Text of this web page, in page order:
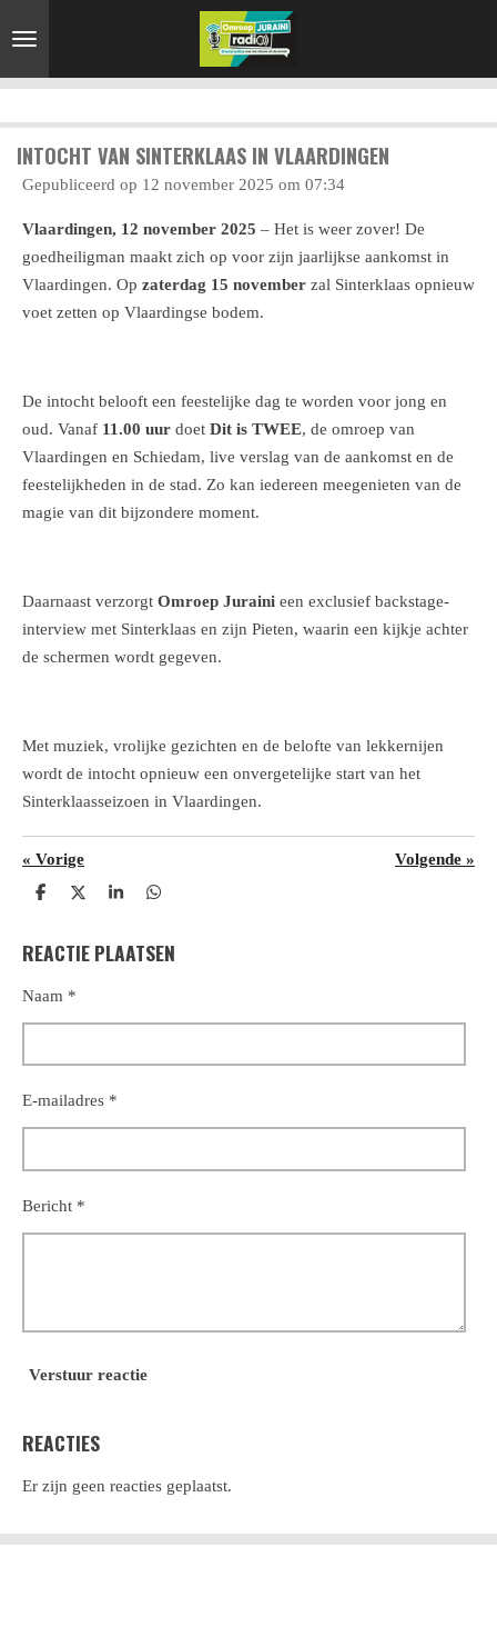
direct
naar
INTOCHT VAN SINTERKLAAS IN VLAARDINGEN
Gepubliceerd op 12 november 2025 om 07:34
Vlaardingen, 12 november 2025 – Het is weer zover! De
goedheiligman maakt zich op voor zijn jaarlijkse aankomst in
Vlaardingen. Op zaterdag 15 november zal Sinterklaas opnieuw
voet zetten op Vlaardingse bodem.
De intocht belooft een feestelijke dag te worden voor jong en
oud. Vanaf 11.00 uur doet Dit is TWEE, de omroep van
Vlaardingen en Schiedam, live verslag van de aankomst en de
feestelijkheden in de stad. Zo kan iedereen meegenieten van de
magie van dit bijzondere moment.
Daarnaast verzorgt Omroep Juraini een exclusief backstage-
interview met Sinterklaas en zijn Pieten, waarin een kijkje achter
de schermen wordt gegeven.
Met muziek, vrolijke gezichten en de belofte van lekkernijen
wordt de intocht opnieuw een onvergetelijke start van het
Sinterklaasseizoen in Vlaardingen.
« Vorige Volgende »
D
e
n
D
l
S
r
e
D
e
n
REACTIE PLAATSEN
Naam *
E-mailadres *
Bericht *
Verstuur reactie
REACTIES
Er zijn geen reacties geplaatst.